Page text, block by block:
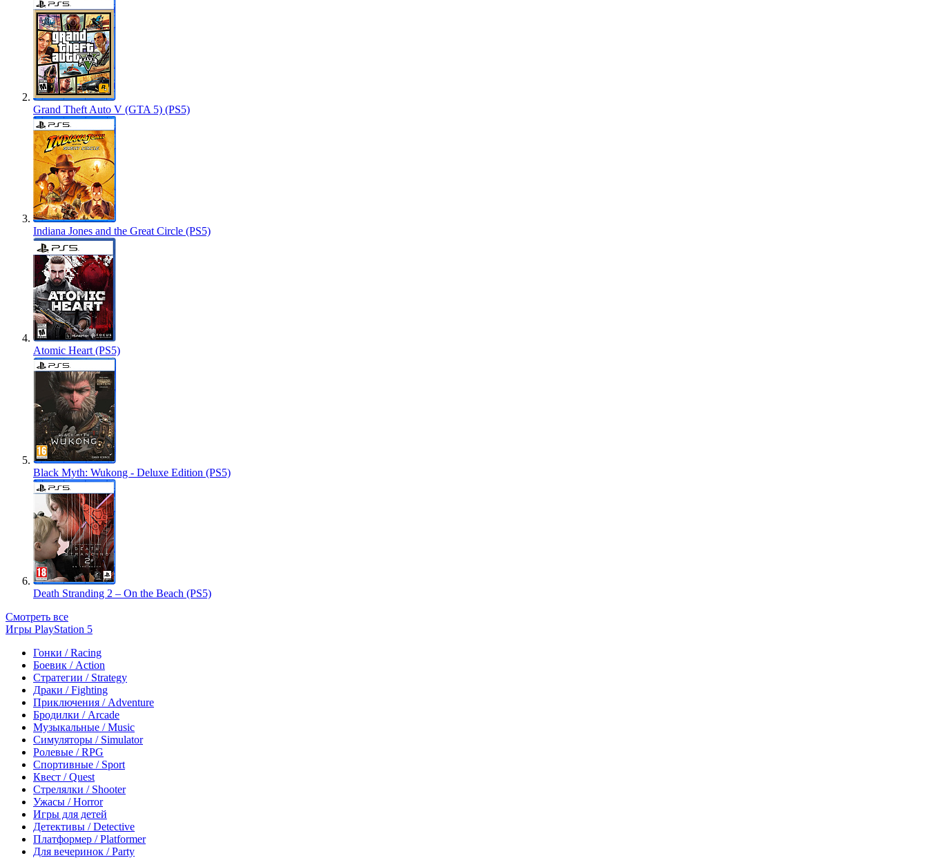
Grand Theft Auto V (GTA 5) (PS5)
Indiana Jones and the Great Circle (PS5)
Atomic Heart (PS5)
Black Myth: Wukong - Deluxe Edition (PS5)
Death Stranding 2 – On the Beach (PS5)
Смотреть все
Игры PlayStation 5
Гонки / Racing
Боевик / Action
Стратегии / Strategy
Драки / Fighting
Приключения / Adventure
Бродилки / Arcade
Музыкальные / Music
Симуляторы / Simulator
Ролевые / RPG
Спортивные / Sport
Квест / Quest
Стрелялки / Shooter
Ужасы / Horror
Игры для детей
Детективы / Detective
Платформер / Platformer
Для вечеринок / Party